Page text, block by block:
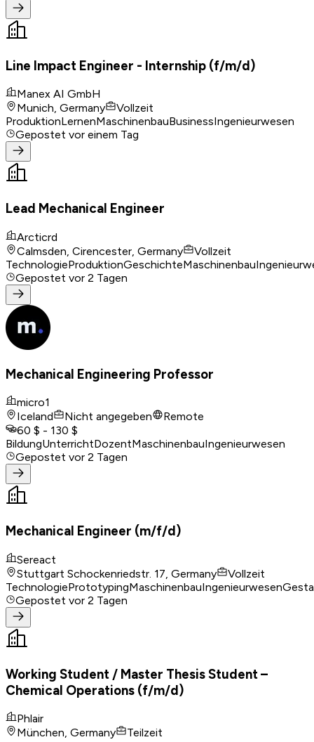
Line Impact Engineer - Internship (f/m/d)
Manex AI GmbH
Munich, Germany
Vollzeit
ProduktionLernenMaschinenbauBusinessIngenieurwesen
Gepostet vor einem Tag
Lead Mechanical Engineer
Arcticrd
Calmsden, Cirencester, Germany
Vollzeit
TechnologieProduktionGeschichteMaschinenbau
Gepostet vor 2 Tagen
Mechanical Engineering Professor
micro1
Iceland
Nicht angegeben
Remote
60 $ - 130 $
BildungUnterrichtDozentMaschinenbauIngenieurwesen
Gepostet vor 2 Tagen
Mechanical Engineer (m/f/d)
Sereact
Stuttgart Schockenriedstr. 17, Germany
Vollzeit
TechnologiePrototypingMaschinenbauIngenieurwesen
Gepostet vor 2 Tagen
Working Student / Master Thesis Student –
Chemical Operations (f/m/d)
Phlair
München, Germany
Teilzeit